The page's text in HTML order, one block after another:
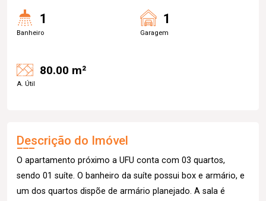
1
Banheiro
1
Garagem
80.00 m²
A. Útil
Descrição do Imóvel
O apartamento próximo a UFU conta com 03 quartos,
sendo 01 suíte. O banheiro da suíte possui box e armário, e
um dos quartos dispõe de armário planejado. A sala é